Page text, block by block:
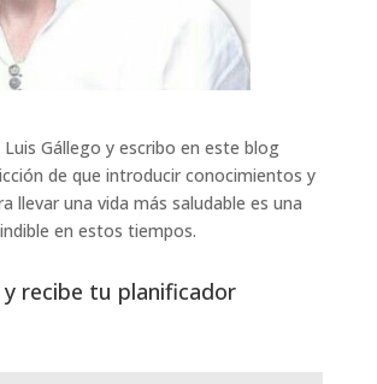
Gállego y escribo en este blog
de que introducir conocimientos y
llevar una vida más saludable es una
en estos tiempos.
recibe tu planificador